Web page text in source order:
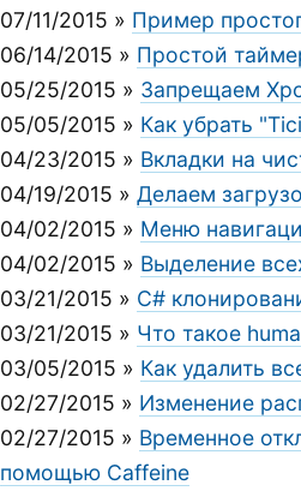
07/11/2015 » Пример
06/14/2015 » Простой
05/25/2015 » Запрещаем
05/05/2015 » Как убрать
04/23/2015 » Вкладки на
04/19/2015 » Делаем
04/02/2015 » Меню
04/02/2015 » Выделение
03/21/2015 » C#
03/21/2015 » Что такое
03/05/2015 » Как удалить
02/27/2015 » Изменение
02/27/2015 » Временное
помощью Caffeine